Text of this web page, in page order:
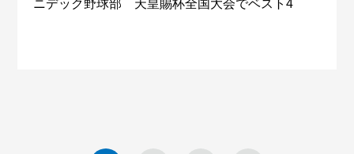
ニデック野球部 天皇賜杯全国大会でベスト4